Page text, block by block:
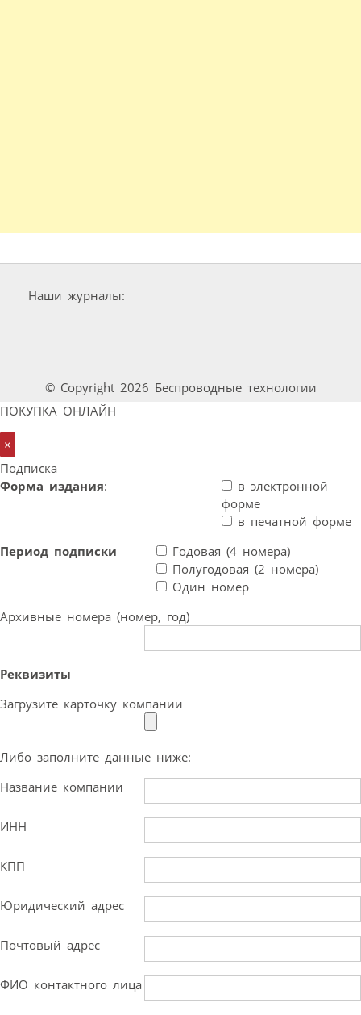
Наши журналы:
© Copyright 2026 Беспроводные технологии
ПОКУПКА ОНЛАЙН
×
Подписка
Форма издания:
в электронной
форме
в печатной форме
Период подписки
Годовая (4 номера)
Полугодовая (2 номера)
Один номер
Архивные номера (номер, год)
Реквизиты
Загрузите карточку компании
Либо заполните данные ниже:
Название компании
ИНН
КПП
Юридический адрес
Почтовый адрес
ФИО контактного лица